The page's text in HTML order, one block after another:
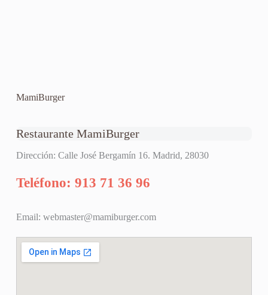
MamiBurger
Restaurante MamiBurger
Dirección: Calle José Bergamín 16. Madrid, 28030
Teléfono: 913 71 36 96
Email: webmaster@mamiburger.com